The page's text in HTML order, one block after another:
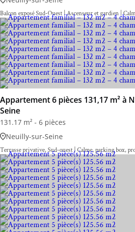
Balcon exposé Sud-Ouest | Ascenseur et gardien |
Appartement 6 pièces 131,17 m² à
Seine
131.17 m² - 6 pièces
Neuilly-sur-Seine
Terrasse privative, Sud-ouest | Calme, parking box,